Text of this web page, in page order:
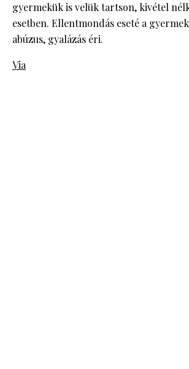
gyermekük is velük tartson, kivétel
esetben. Ellentmondás eseté a
abúzus, gyalázás éri.
Via